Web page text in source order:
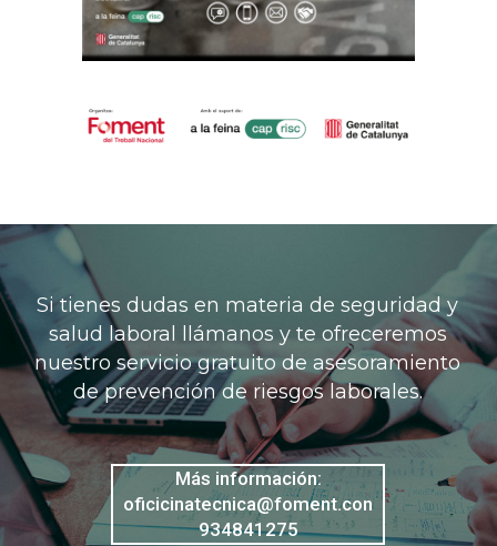
Si tienes dudas en materia de seguridad y
salud laboral llámanos y te ofreceremos
nuestro servicio gratuito de asesoramiento
de prevención de riesgos laborales.
Más información:
oficicinatecnica@foment.con
934841275